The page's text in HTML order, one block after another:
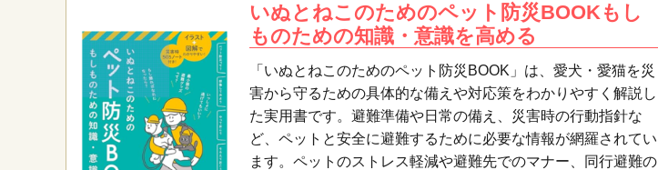
いぬとねこのためのペット防災BOOKもし
ものための知識・意識を高める
「いぬとねこのためのペット防災BOOK」は、愛犬・愛猫を災
害から守るための具体的な備えや対応策をわかりやすく解説し
た実用書です。避難準備や日常の備え、災害時の行動指針な
ど、ペットと安全に避難するために必要な情報が網羅されてい
ます。ペットのストレス軽減や避難先でのマナー、同行避難の